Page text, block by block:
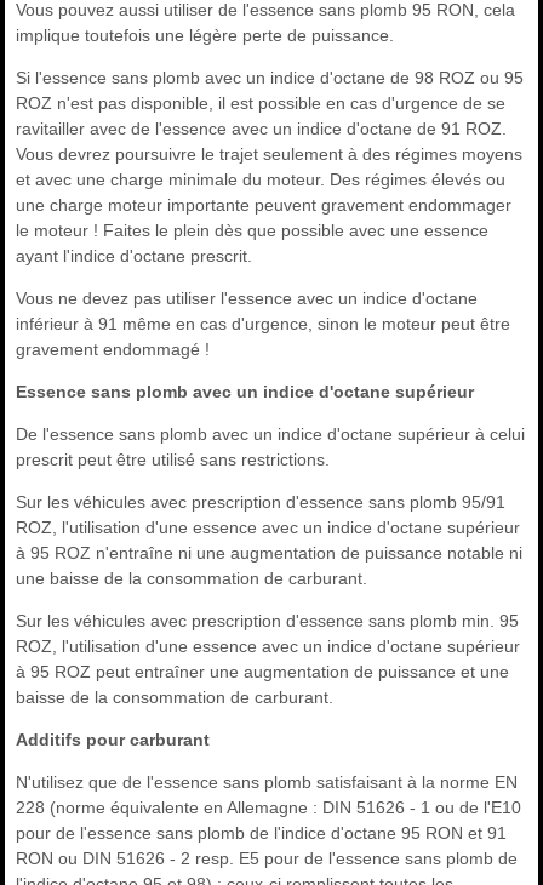
Vous pouvez aussi utiliser de l'essence sans plomb 95 RON, cela
implique toutefois une légère perte de puissance.
Si l'essence sans plomb avec un indice d'octane de 98 ROZ ou 95
ROZ n'est pas disponible, il est possible en cas d'urgence de se
ravitailler avec de l'essence avec un indice d'octane de 91 ROZ.
Vous devrez poursuivre le trajet seulement à des régimes moyens
et avec une charge minimale du moteur. Des régimes élevés ou
une charge moteur importante peuvent gravement endommager
le moteur ! Faites le plein dès que possible avec une essence
ayant l'indice d'octane prescrit.
Vous ne devez pas utiliser l'essence avec un indice d'octane
inférieur à 91 même en cas d'urgence, sinon le moteur peut être
gravement endommagé !
Essence sans plomb avec un indice d'octane supérieur
De l'essence sans plomb avec un indice d'octane supérieur à celui
prescrit peut être utilisé sans restrictions.
Sur les véhicules avec prescription d'essence sans plomb 95/91
ROZ, l'utilisation d'une essence avec un indice d'octane supérieur
à 95 ROZ n'entraîne ni une augmentation de puissance notable ni
une baisse de la consommation de carburant.
Sur les véhicules avec prescription d'essence sans plomb min. 95
ROZ, l'utilisation d'une essence avec un indice d'octane supérieur
à 95 ROZ peut entraîner une augmentation de puissance et une
baisse de la consommation de carburant.
Additifs pour carburant
N'utilisez que de l'essence sans plomb satisfaisant à la norme EN
228 (norme équivalente en Allemagne : DIN 51626 - 1 ou de l'E10
pour de l'essence sans plomb de l'indice d'octane 95 RON et 91
RON ou DIN 51626 - 2 resp. E5 pour de l'essence sans plomb de